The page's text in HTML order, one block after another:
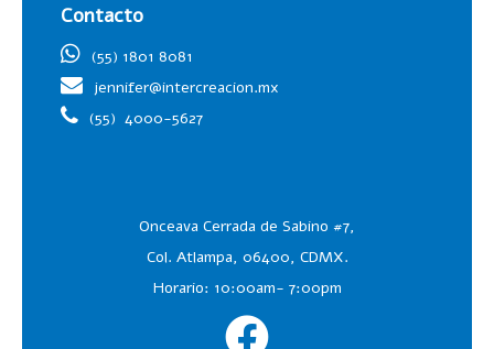
Contacto
(55) 1801 8081
jennifer@intercreacion.mx
(55) 4000-5627
Onceava Cerrada de Sabino #7,
Col. Atlampa, 06400, CDMX.
Horario: 10:00am- 7:00pm